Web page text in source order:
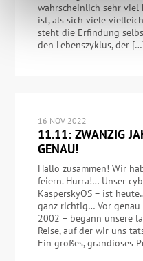
wahrscheinlich sehr
ist, als sich viele
steht die Erfindung
den Lebenszyklus, der
16 NOV 2022
11.11: ZWANZIG
GENAU!
Hallo zusammen! Wir
feiern. Hurra!… Unser
KasperskyOS – ist
ganz richtig… Vor genau
2002 – begann unsere
Reise, auf der wir uns
Ein großes, grandioses